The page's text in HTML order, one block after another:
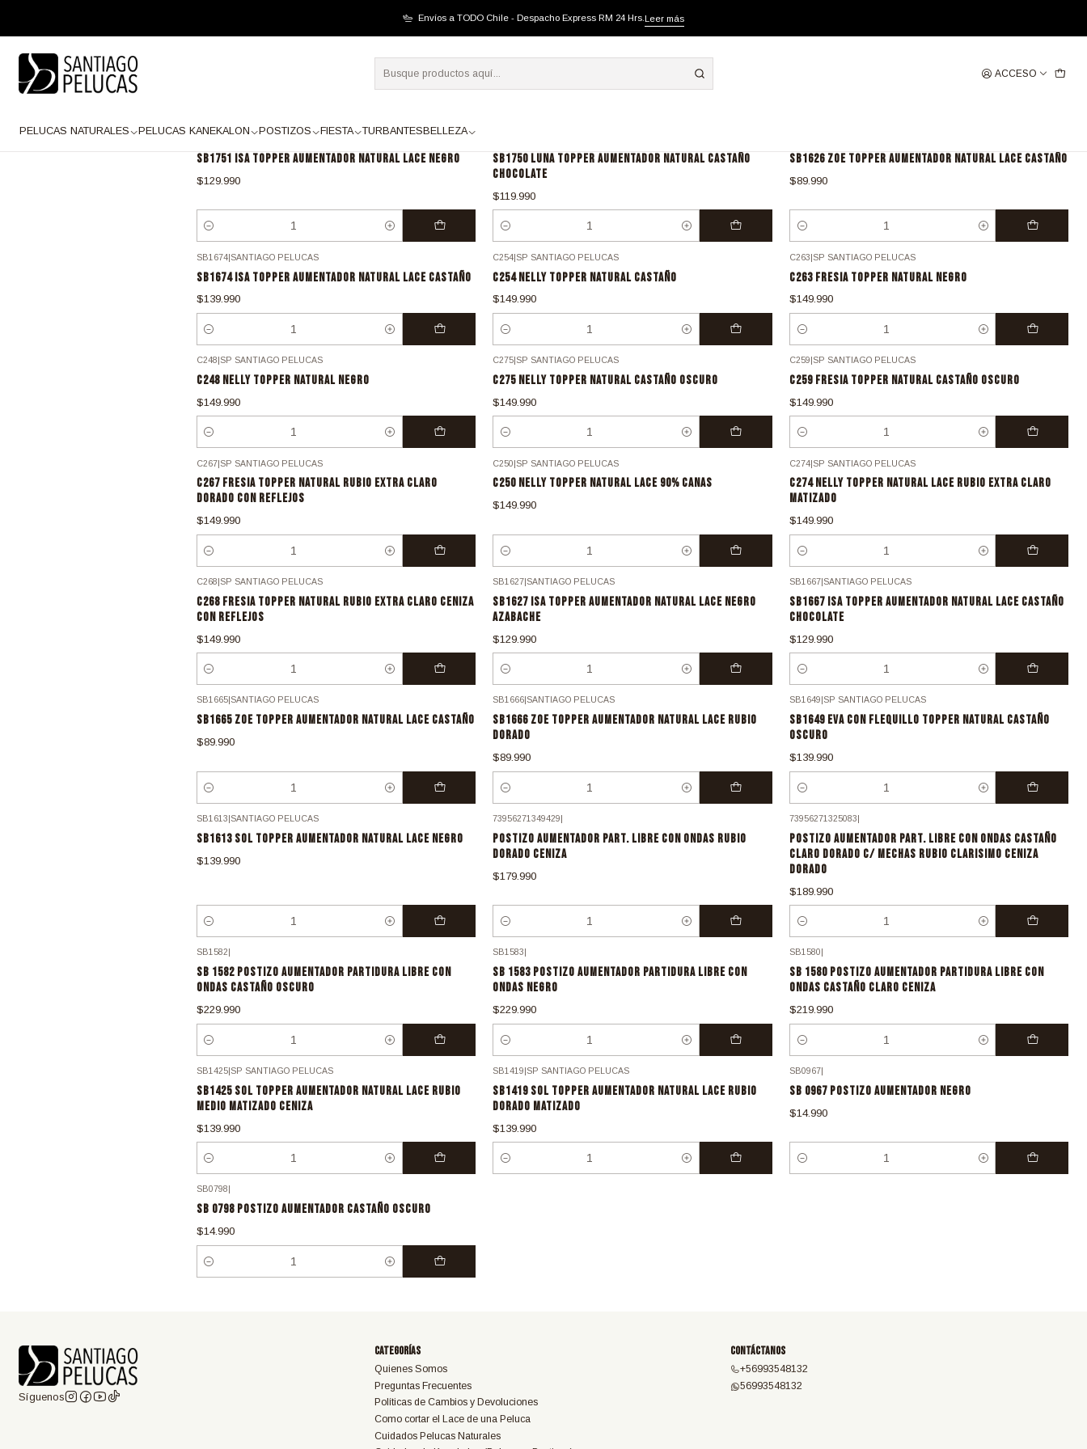
ACCESO
PELUCAS NATURALES PELUCAS KANEKALON POSTIZOS FIESTA TURBANTES BELLEZA
Envíos a TODO Chile - Despacho Express RM 24 Hrs. Leer más
TOPPER - AUMENTADOR
SB1751 ISA TOPPER AUMENTADOR NATURAL LACE NEGRO
$129.990
Cantidad
SB1750 LUNA TOPPER AUMENTADOR NATURAL CASTAÑO
CHOCOLATE
$119.990
Cantidad
SB1626 ZOE TOPPER AUMENTADOR NATURAL LACE CASTAÑO
$89.990
Cantidad
SB1674|SANTIAGO PELUCAS
SB1674 ISA TOPPER AUMENTADOR NATURAL LACE CASTAÑO
$139.990
Cantidad
C254|SP SANTIAGO PELUCAS
C254 NELLY TOPPER NATURAL CASTAÑO
$149.990
Cantidad
C263|SP SANTIAGO PELUCAS
C263 FRESIA TOPPER NATURAL NEGRO
$149.990
Cantidad
C248|SP SANTIAGO PELUCAS
C248 NELLY TOPPER NATURAL NEGRO
$149.990
Cantidad
C275|SP SANTIAGO PELUCAS
C275 NELLY TOPPER NATURAL CASTAÑO OSCURO
$149.990
Cantidad
C259|SP SANTIAGO PELUCAS
C259 FRESIA TOPPER NATURAL CASTAÑO OSCURO
$149.990
Cantidad
C267|SP SANTIAGO PELUCAS
C267 FRESIA TOPPER NATURAL RUBIO EXTRA CLARO
DORADO CON REFLEJOS
$149.990
Cantidad
C250|SP SANTIAGO PELUCAS
C250 NELLY TOPPER NATURAL LACE 90% CANAS
$149.990
Cantidad
C274|SP SANTIAGO PELUCAS
C274 NELLY TOPPER NATURAL LACE RUBIO EXTRA CLARO
MATIZADO
$149.990
Cantidad
C268|SP SANTIAGO PELUCAS
C268 FRESIA TOPPER NATURAL RUBIO EXTRA CLARO CENIZA
CON REFLEJOS
$149.990
Cantidad
SB1627|SANTIAGO PELUCAS
SB1627 ISA TOPPER AUMENTADOR NATURAL LACE NEGRO
AZABACHE
$129.990
Cantidad
SB1667|SANTIAGO PELUCAS
SB1667 ISA TOPPER AUMENTADOR NATURAL LACE CASTAÑO
CHOCOLATE
$129.990
Cantidad
SB1665| SANTIAGO PELUCAS
SB1665 ZOE TOPPER AUMENTADOR NATURAL LACE CASTAÑO
$89.990
Cantidad
SB1666 SANTIAGO PELUCAS
SB1666 ZOE TOPPER AUMENTADOR NATURAL LACE RUBIO
DORADO
$89.990
Cantidad
SB1649 SP SANTIAGO PELUCAS
SB1649 EVA CON FLEQUILLO TOPPER NATURAL CASTAÑO
OSCURO
$139.990
Cantidad
SB1613|SANTIAGO PELUCAS
SB1613 SOL TOPPER AUMENTADOR NATURAL LACE NEGRO
$139.990
Cantidad
73956271349429|
POSTIZO AUMENTADOR PART. LIBRE CON ONDAS RUBIO
DORADO CENIZA
$179.990
Cantidad
73956271325083|
POSTIZO AUMENTADOR PART. LIBRE CON ONDAS CASTAÑO
CLARO DORADO C/ MECHAS RUBIO CLARISIMO CENIZA
DORADO
$189.990
Cantidad
SB1582
SB 1582 POSTIZO AUMENTADOR PARTIDURA LIBRE CON
ONDAS CASTAÑO OSCURO
$229.990
Cantidad
SB1583
SB 1583 POSTIZO AUMENTADOR PARTIDURA LIBRE CON
ONDAS NEGRO
$229.990
Cantidad
SB1580
SB 1580 POSTIZO AUMENTADOR PARTIDURA LIBRE CON
ONDAS CASTAÑO CLARO CENIZA
$219.990
Cantidad
SB1425|SP SANTIAGO PELUCAS
SB1425 SOL TOPPER AUMENTADOR NATURAL LACE RUBIO
MEDIO MATIZADO CENIZA
$139.990
Cantidad
SB1419|SP SANTIAGO PELUCAS
SB1419 SOL TOPPER AUMENTADOR NATURAL LACE RUBIO
DORADO MATIZADO
$139.990
Cantidad
SB0967|
SB 0967 POSTIZO AUMENTADOR NEGRO
$14.990
Cantidad
SB0798
SB 0798 POSTIZO AUMENTADOR CASTAÑO OSCURO
$14.990
Cantidad
Síguenos
Categorías
Quienes Somos
Preguntas Frecuentes
Políticas de Cambios y Devoluciones
Como cortar el Lace de una Peluca
Cuidados Pelucas Naturales
Contáctanos
+56993548132
56993548132